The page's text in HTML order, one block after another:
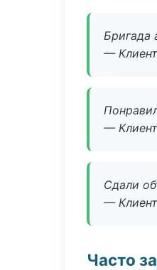
Бригада
—
—
Сдали
—
Часто